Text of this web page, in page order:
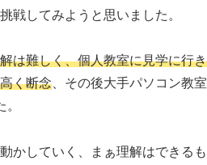
戦してみようと思いました。
は難しく、個人教室に見学に行き
く断念 、その後大手パソコン教室
かしていく、まぁ理解はできるも